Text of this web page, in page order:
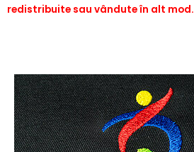
redistribuite sau vândute în alt mod.